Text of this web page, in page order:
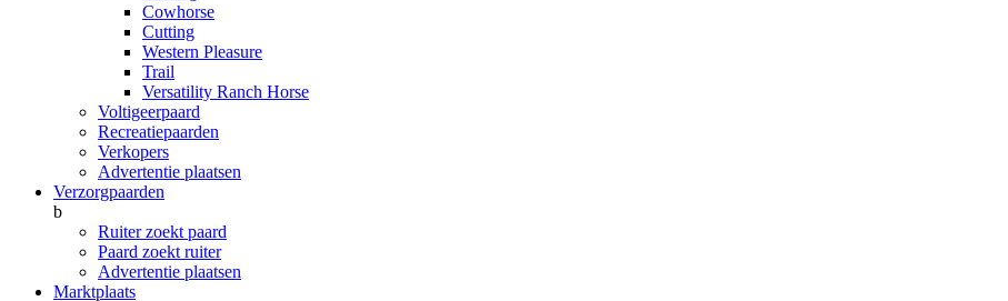
Cowhorse
Cutting
Western Pleasure
Trail
Versatility Ranch Horse
Voltigeerpaard
Recreatiepaarden
Verkopers
Advertentie plaatsen
Verzorgpaarden
b
Ruiter zoekt paard
Paard zoekt ruiter
Advertentie plaatsen
Marktplaats